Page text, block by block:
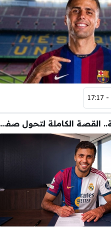
تفاصيل صادمة.. القصة الكاملة لتحول صفقة رودري من ريال مدريد الى برشلونة